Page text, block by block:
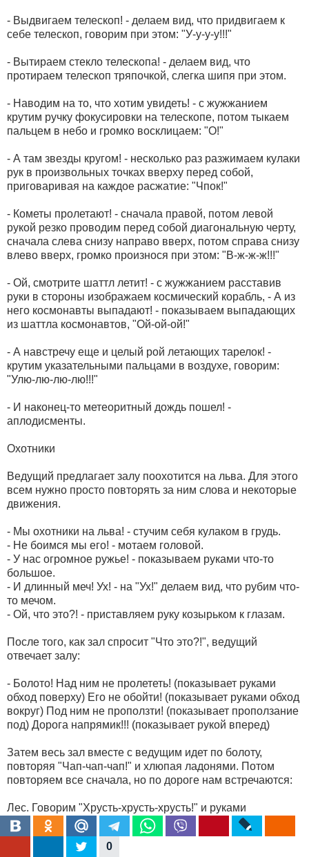
- Выдвигаем телескоп! - делаем вид, что придвигаем к
себе телескоп, говорим при этом: "У-у-у-у!!!"
- Вытираем стекло телескопа! - делаем вид, что
протираем телескоп тряпочкой, слегка шипя при этом.
- Наводим на то, что хотим увидеть! - с жужжанием
крутим ручку фокусировки на телескопе, потом тыкаем
пальцем в небо и громко восклицаем: "О!"
- А там звезды кругом! - несколько раз разжимаем кулаки
рук в произвольных точках вверху перед собой,
приговаривая на каждое расжатие: "Чпок!"
- Кометы пролетают! - сначала правой, потом левой
рукой резко проводим перед собой диагональную черту,
сначала слева снизу направо вверх, потом справа снизу
влево вверх, громко произнося при этом: "В-ж-ж-ж!!!"
- Ой, смотрите шаттл летит! - с жужжанием расставив
руки в стороны изображаем космический корабль, - А из
него космонавты выпадают! - показываем выпадающих
из шаттла космонавтов, "Ой-ой-ой!"
- А навстречу еще и целый рой летающих тарелок! -
крутим указательными пальцами в воздухе, говорим:
"Улю-лю-лю-лю!!!"
- И наконец-то метеоритный дождь пошел! -
аплодисменты.
Охотники
Ведущий предлагает залу поохотится на льва. Для этого
всем нужно просто повторять за ним слова и некоторые
движения.
- Мы охотники на льва! - стучим себя кулаком в грудь.
- Не боимся мы его! - мотаем головой.
- У нас огромное ружье! - показываем руками что-то
большое.
- И длинный меч! Ух! - на "Ух!" делаем вид, что рубим что-
то мечом.
- Ой, что это?! - приставляем руку козырьком к глазам.
После того, как зал спросит "Что это?!", ведущий
отвечает залу:
- Болото! Над ним не пролететь! (показывает руками
обход поверху) Его не обойти! (показывает руками обход
вокруг) Под ним не проползти! (показывает проползание
под) Дорога напрямик!!! (показывает рукой вперед)
Затем весь зал вместе с ведущим идет по болоту,
повторяя "Чап-чап-чап!" и хлюпая ладонями. Потом
повторяем все сначала, но по дороге нам встречаются:
Лес. Говорим "Хрусть-хрусть-хрусть!" и руками
раздвигаем ветки.
Море. Говорим "Буль-буль-буль!" и делаем вид, что
0